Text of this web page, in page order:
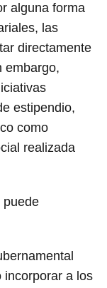
alguna forma
las
directamente
embargo,
estipendio,
como
realizada
puede
incorporar a los